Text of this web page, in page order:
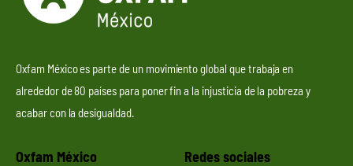
Oxfam México es parte de un movimiento global que trabaja en
alrededor de 80 países para poner fin a la injusticia de la pobreza y
acabar con la desigualdad.
Oxfam México Redes sociales